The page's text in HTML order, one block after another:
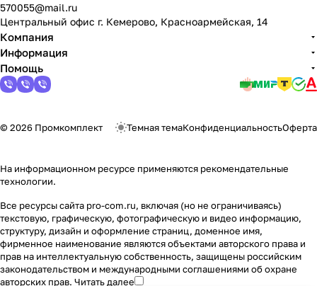
570055@mail.ru
Центральный офис г. Кемерово, Красноармейская, 14
Компания
Информация
Помощь
© 2026 Промкомплект Темная темаКонфиденциальностьОферта
На информационном ресурсе применяются рекомендательные
технологии.
Все ресурсы сайта pro-com.ru, включая (но не ограничиваясь)
текстовую, графическую, фотографическую и видео информацию,
структуру, дизайн и оформление страниц, доменное имя,
фирменное наименование являются объектами авторского права и
прав на интеллектуальную собственность, защищены российским
законодательством и международными соглашениями об охране
авторских прав. Читать далее